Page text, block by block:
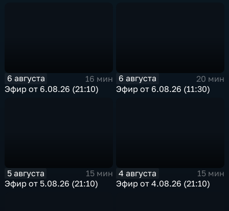
6 августа
16 мин
Эфир от 6.08.26 (21:10)
6 августа
20 мин
Эфир от 6.08.26 (11:30)
5 августа
15 мин
Эфир от 5.08.26 (21:10)
4 августа
15 мин
Эфир от 4.08.26 (21:10)